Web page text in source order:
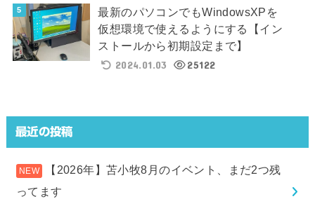
最新のパソコンでもWindowsXPを
仮想環境で使えるようにする【イン
ストールから初期設定まで】
2024.01.03
25122
最近の投稿
【2026年】苫小牧8月のイベント、まだ2つ残
ってます